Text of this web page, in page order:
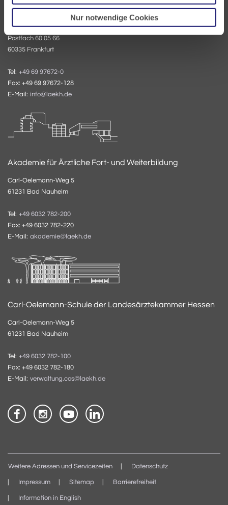
Nur notwendige Cookies
Hanauer Landstraße 152
Postfach 60 05 66
60335 Frankfurt
Tel: +49 69 97672-0
Fax: +49 69 97672-128
E-Mail: info@laekh.de
Akademie für Ärztliche Fort- und Weiterbildung
Carl-Oelemann-Weg 5
61231 Bad Nauheim
Tel: +49 6032 782-200
Fax: +49 6032 782-220
E-Mail: akademie@laekh.de
Carl-Oelemann-Schule der Landesärztekammer Hessen
Carl-Oelemann-Weg 5
61231 Bad Nauheim
Tel: +49 6032 782-100
Fax: +49 6032 782-180
E-Mail: verwaltung.cos@laekh.de
Weitere Adressen und Servicezeiten Datenschutz
Impressum Sitemap Barrierefreiheit
Information in English